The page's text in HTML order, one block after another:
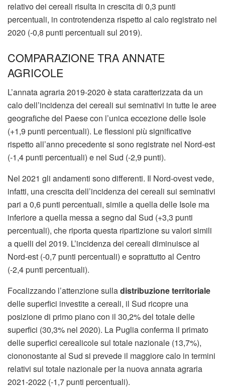
relativo dei cereali risulta in crescita di 0,3 punti
percentuali, in controtendenza rispetto al calo registrato nel
2020 (-0,8 punti percentuali sul 2019).
COMPARAZIONE TRA ANNATE
AGRICOLE
L’annata agraria 2019-2020 è stata caratterizzata da un
calo dell’incidenza dei cereali sui seminativi in tutte le aree
geografiche del Paese con l’unica eccezione delle Isole
(+1,9 punti percentuali). Le flessioni più significative
rispetto all’anno precedente si sono registrate nel Nord-est
(-1,4 punti percentuali) e nel Sud (-2,9 punti).
Nel 2021 gli andamenti sono differenti. Il Nord-ovest vede,
infatti, una crescita dell’incidenza dei cereali sui seminativi
pari a 0,6 punti percentuali, simile a quella delle Isole ma
inferiore a quella messa a segno dal Sud (+3,3 punti
percentuali), che riporta questa ripartizione su valori simili
a quelli del 2019. L’incidenza dei cereali diminuisce al
Nord-est (-0,7 punti percentuali) e soprattutto al Centro
(-2,4 punti percentuali).
Focalizzando l’attenzione sulladistribuzione territoriale
delle superfici investite a cereali, il Sud ricopre una
posizione di primo piano con il 30,2% del totale delle
superfici (30,3% nel 2020). La Puglia conferma il primato
delle superfici cerealicole sul totale nazionale (13,7%),
ciononostante al Sud si prevede il maggiore calo in termini
relativi sul totale nazionale per la nuova annata agraria
2021-2022 (-1,7 punti percentuali).